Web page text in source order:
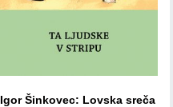
Igor Šinkovec: Lovska sreča